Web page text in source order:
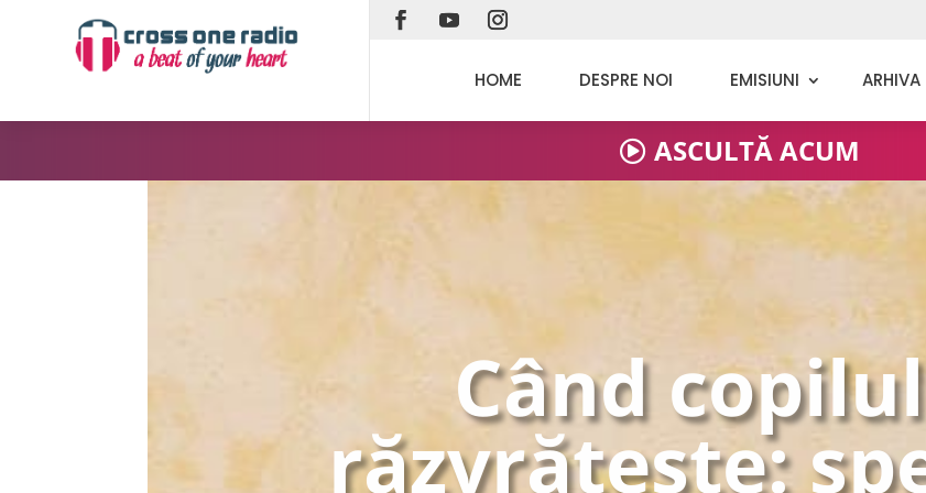
HOME DESPRE NOI EMISIUNI ARHIVA
ASCULTĂ ACUM
Când
răzvrătește: